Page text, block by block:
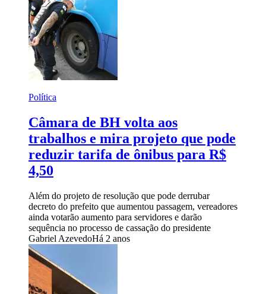
Política
Câmara de BH volta aos
trabalhos e mira projeto que pode
reduzir tarifa de ônibus para R$
4,50
Além do projeto de resolução que pode derrubar
decreto do prefeito que aumentou passagem, vereadores
ainda votarão aumento para servidores e darão
sequência no processo de cassação do presidente
Gabriel AzevedoHá 2 anos